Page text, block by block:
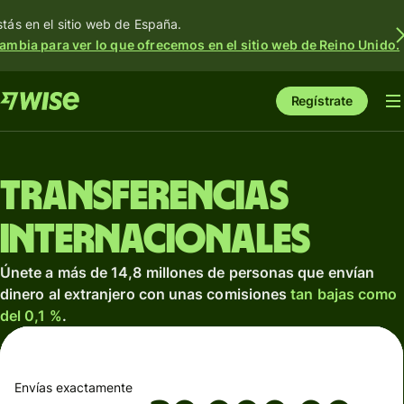
en el sitio web de España.
para ver lo que ofrecemos en el sitio web de Reino Unido.
Regístrate
Transferencias
internacionales
Únete a más de 14,8 millones de personas que envían
dinero al extranjero con unas comisionestan bajas como
del 0,1 %.
Envías exactamente